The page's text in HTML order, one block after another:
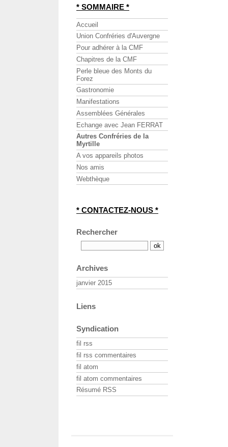
* SOMMAIRE *
Accueil
Union Confréries d'Auvergne
Pour adhérer à la CMF
Chapitres de la CMF
Perle bleue des Monts du
Forez
Gastronomie
Manifestations
Assemblées Générales
Echange avec Jean FERRAT
Autres Confréries de la
Myrtille
A vos appareils photos
Nos amis
Webthèque
* CONTACTEZ-NOUS *
Rechercher
Archives
janvier 2015
Liens
Syndication
fil rss
fil rss commentaires
fil atom
fil atom commentaires
Résumé RSS